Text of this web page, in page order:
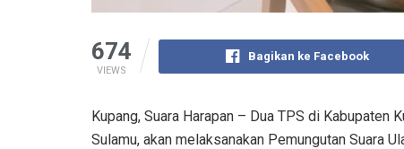
674
VIEWS
Bagikan ke Facebook
Kupang, Suara Harapan – Dua TPS di Kabupaten
Sulamu, akan melaksanakan Pemungutan Suara